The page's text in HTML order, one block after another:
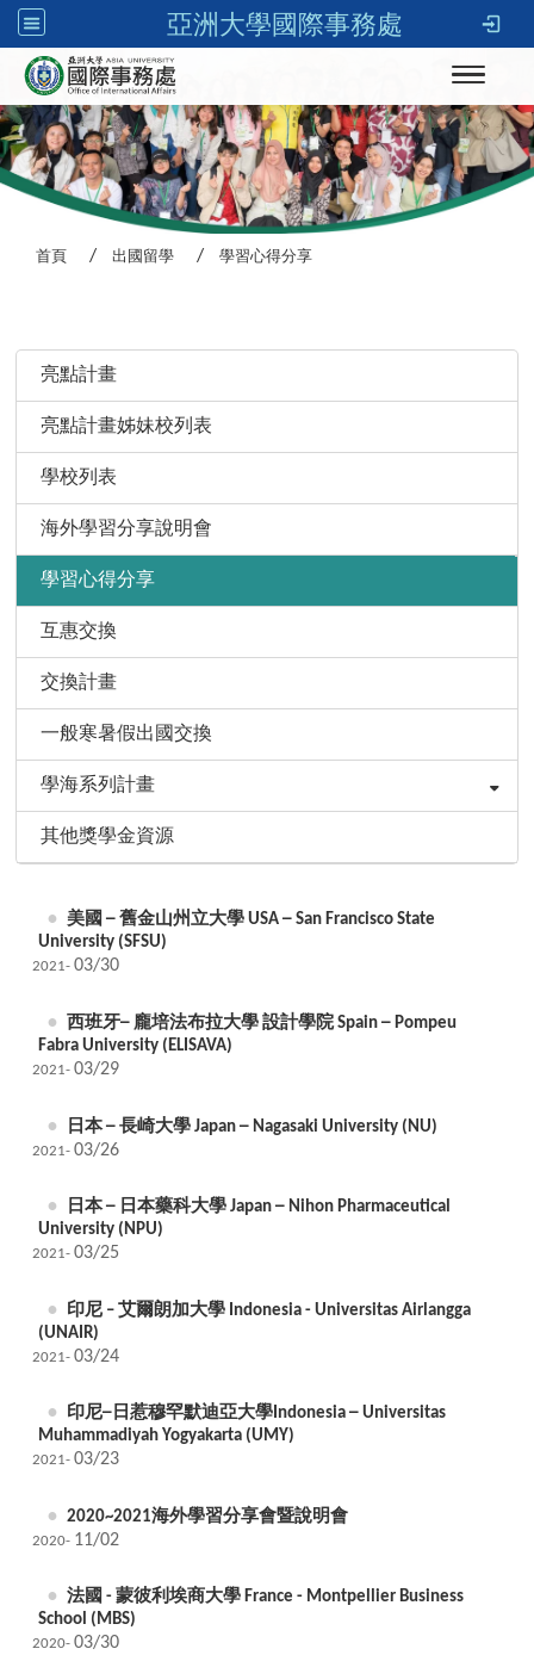
亞洲大學國際事務處
Toggle
首頁 出國留學 學習心得分享
亮點計畫
亮點計畫姊妹校列表
學校列表
海外學習分享說明會
學習心得分享
互惠交換
交換計畫
一般寒暑假出國交換
學海系列計畫
其他獎學金資源
美國 ─ 舊金山州立大學 USA ─ San Francisco State
University (SFSU)
2021- 03/30
西班牙─ 龐培法布拉大學 設計學院 Spain ─ Pompeu
Fabra University (ELISAVA)
2021- 03/29
日本 ─ 長崎大學 Japan ─ Nagasaki University (NU)
2021- 03/26
日本 ─ 日本藥科大學 Japan ─ Nihon Pharmaceutical
University (NPU)
2021- 03/25
印尼 – 艾爾朗加大學 Indonesia - Universitas Airlangga
(UNAIR)
2021- 03/24
印尼─日惹穆罕默迪亞大學Indonesia ─ Universitas
Muhammadiyah Yogyakarta (UMY)
2021- 03/23
2020~2021海外學習分享會暨說明會
2020- 11/02
法國 - 蒙彼利埃商大學 France - Montpellier Business
School (MBS)
2020- 03/30